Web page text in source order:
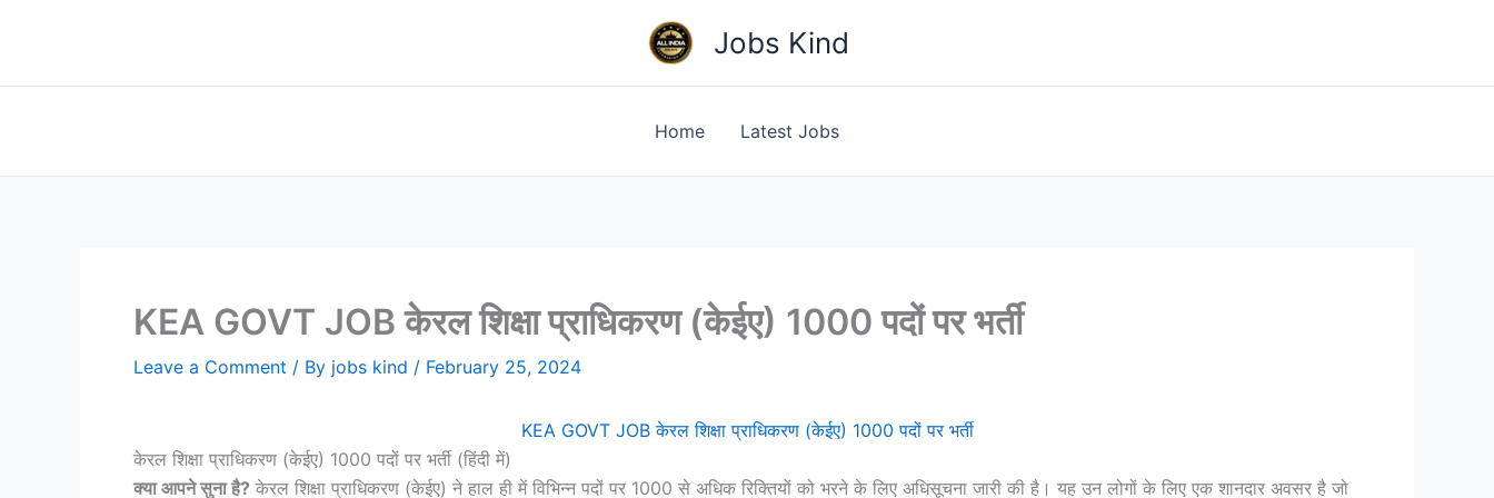
Jobs Kind
Home Latest Jobs
KEA GOVT JOB केरल शिक्षा प्राधिकरण (केईए) 1000 पदों पर भर्ती
Leave a Comment / By jobs kind / February 25, 2024
KEA GOVT JOB केरल शिक्षा प्राधिकरण (केईए) 1000 पदों पर भर्ती
केरल शिक्षा प्राधिकरण (केईए) 1000 पदों पर भर्ती (हिंदी में)
क्या आपने सुना है? केरल शिक्षा प्राधिकरण (केईए) ने हाल ही में विभिन्न पदों पर 1000 से अधिक रिक्तियों को भरने के लिए अधिसूचना जारी की है। यह उन लोगों के लिए एक शानदार अवसर है जो